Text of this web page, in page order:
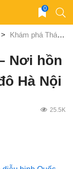
0
> Khám phá Tháp Rùa – Nơi hồn thiêng giữa lòng thủ đô Hà Nội
Nơi hồn
Hà Nội
25.5K